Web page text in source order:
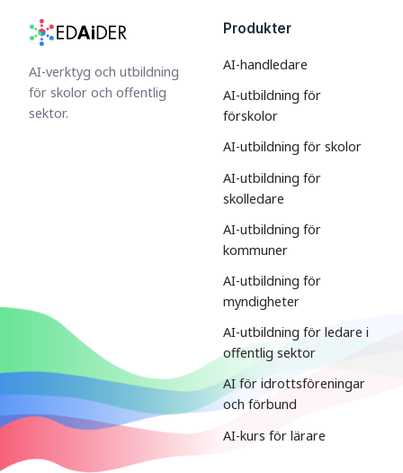
AI-verktyg och utbildning
för skolor och offentlig
sektor.
Produkter
AI-handledare
AI-utbildning för
förskolor
AI-utbildning för skolor
AI-utbildning för
skolledare
AI-utbildning för
kommuner
AI-utbildning för
myndigheter
AI-utbildning för ledare i
offentlig sektor
AI för idrottsföreningar
och förbund
AI-kurs för lärare